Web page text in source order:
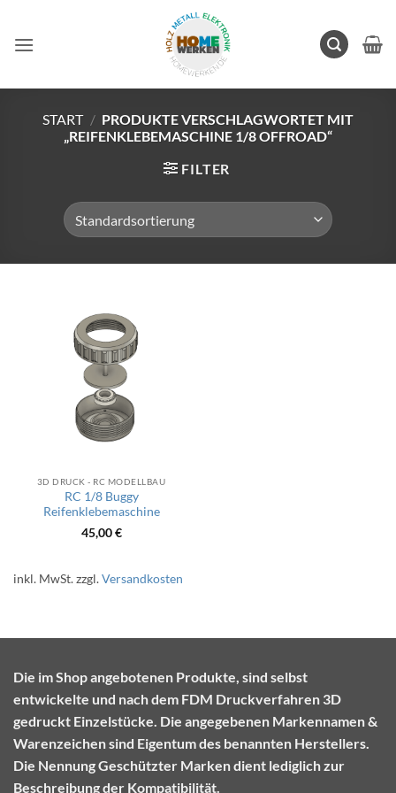
springen
START / PRODUKTE VERSCHLAGWORTET MIT
„REIFENKLEBEMASCHINE 1/8 OFFROAD“
FILTER
3D DRUCK - RC MODELLBAU
RC 1/8 Buggy
Reifenklebemaschine
45,00€
inkl. MwSt.zzgl.Versandkosten
Die im Shop angebotenen Produkte, sind selbst
entwickelte und nach dem FDM Druckverfahren 3D
gedruckt Einzelstücke. Die angegebenen Markennamen &
Warenzeichen sind Eigentum des benannten Herstellers.
Die Nennung Geschützter Marken dient lediglich zur
Beschreibung der Kompatibilität.